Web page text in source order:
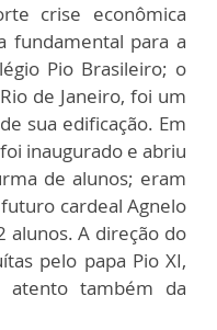
crise econômica
fundamental para a
Pio Brasileiro; o
de Janeiro, foi um
sua edificação. Em
inaugurado e abriu
de alunos; eram
cardeal Agnelo
alunos. A direção do
pelo papa Pio XI,
atento também da